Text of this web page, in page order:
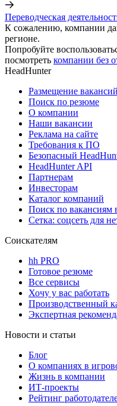
Переводческая
К сожалению, компании
регионе.
Попробуйте
посмотреть компании без
HeadHunter
Размещение вакансий
Поиск по резюме
О компании
Наши вакансии
Реклама на сайте
Требования к ПО
Безопасный
HeadHunter API
Партнерам
Инвесторам
Каталог компаний
Поиск по вакансиям
Сетка: соцсеть для
Соискателям
hh PRO
Готовое резюме
Все сервисы
Хочу у вас работать
Производственный
Экспертная
Новости и статьи
Блог
О компаниях в
Жизнь в компании
ИТ-проекты
Рейтинг